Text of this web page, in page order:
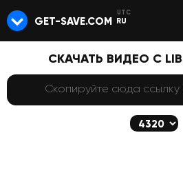
GET-SAVE.COM RU
СКАЧАТЬ ВИДЕО С